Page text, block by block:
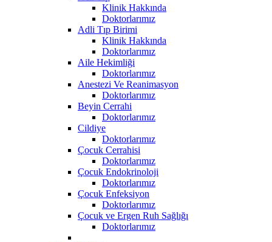
Klinik Hakkında
Doktorlarımız
Adli Tıp Birimi
Klinik Hakkında
Doktorlarımız
Aile Hekimliği
Doktorlarımız
Anestezi Ve Reanimasyon
Doktorlarımız
Beyin Cerrahi
Doktorlarımız
Cildiye
Doktorlarımız
Çocuk Cerrahisi
Doktorlarımız
Çocuk Endokrinoloji
Doktorlarımız
Çocuk Enfeksiyon
Doktorlarımız
Çocuk ve Ergen Ruh Sağlığı
Doktorlarımız